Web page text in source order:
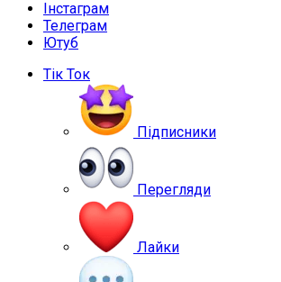
Інстаграм
Телеграм
Ютуб
Тік Ток
Підписники
Перегляди
Лайки